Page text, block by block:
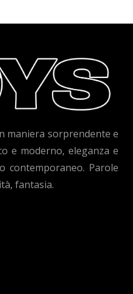
maniera sorprendente e
e moderno, eleganza e
contemporaneo. Parole
fantasia.